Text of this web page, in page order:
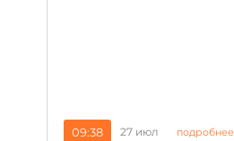
09:38 27 июл подробнее